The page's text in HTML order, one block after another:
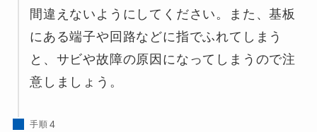
間違えないようにしてください。また、基板
にある端子や回路などに指でふれてしまう
と、サビや故障の原因になってしまうので注
意しましょう。
手順